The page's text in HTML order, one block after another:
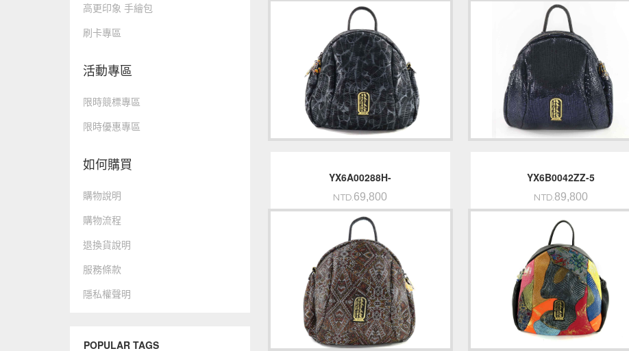
高更印象 手繪包
刷卡專區
活動專區
限時競標專區
限時優惠專區
如何購買
購物說明
購物流程
退換貨說明
服務條款
隱私權聲明
POPULAR TAGS
YX6A00288H-
NTD.69,800
YX6B0042ZZ-5
NTD.89,800